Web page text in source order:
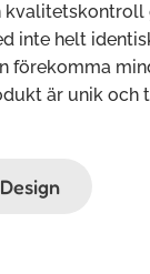
inte helt
förekomma
är unik